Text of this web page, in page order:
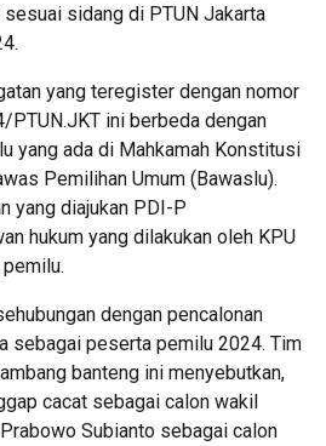
sesuai sidang di PTUN Jakarta
yang teregister dengan nomor
ini berbeda dengan
yang ada di Mahkamah Konstitusi
Pemilihan Umum (Bawaslu).
yang diajukan PDI-P
hukum yang dilakukan oleh KPU
dengan pencalonan
sebagai peserta pemilu 2024. Tim
banteng ini menyebutkan,
cacat sebagai calon wakil
Subianto sebagai calon